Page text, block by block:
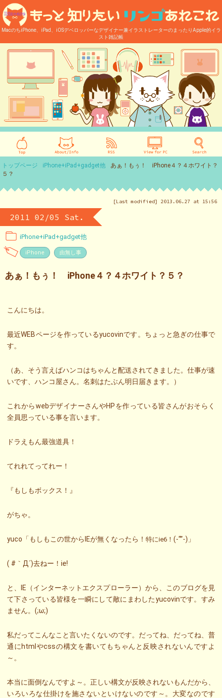
MacのちiPhone、iPad、iOSデベロッパーなデザイナー兼イラストレーターのまったりApple的イラ
スト雑記帳
トップページ iPhone+iPad+gadget他
あぁ！もぅ！ iPhone４？４ホワイト？
５？
[Last modified] 2013.06.27 at 15:56
2011 02/05 Sat.
iPhone+iPad+gadget他
iPhone 由無し事
あぁ！もぅ！ iPhone４？４ホワイト？５？
こんにちは。
最近WEBページを作っているyucovinです。ちょっと急ぎの仕事で
す。
（あ、そう言えばハンコはちゃんと配送されてきました。仕事が速
いです、ハンコ屋さん。名刺はたぶん明日届きます。）
これからwebデザイナーさんやHPを作っている皆さんがおそらく
全員思っている事を言います。
ドラえもん最強道具！
てれれてってれー！
『もしもボックス！』
がちゃ。
yuco「もしもこの世からIEが無くなったら！ 特にie6！ (-“”-)」
( #｀Д´)去ねー！ie!
と、IE（インターネットエクスプローラー）から、このブログを見
て下さっている皆様を一瞬にして敵にまわしたyucovinです。すみ
ません。(;ω;)
私だってこんなこと言いたくないのです。だってね、だってね、普
通にhtmlやcssの構文を書いてもちゃんと反映されないんですよ
～。
本当に面倒なんですよ～。正しい構文が反映されないもんだから、
いろいろな仕掛けを施さないといけないのです～。大変なのです